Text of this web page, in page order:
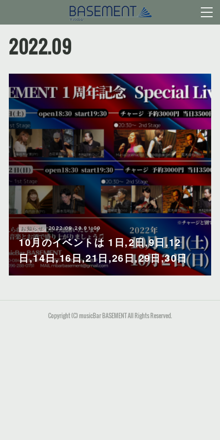
2022.09
お知らせ 2022.09.20 01:00
10月のイベントは 1日,2日,9日,12
日,14日,16日,21日,26日,29日,30日
Copyright (C) musicBar BASEMENT All Rights Reserved.